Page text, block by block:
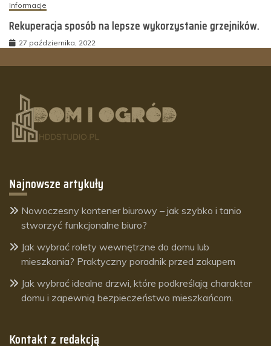
Informacje
Rekuperacja sposób na lepsze wykorzystanie grzejników.
27 października, 2022
Najnowsze artykuły
Nowoczesny kontener biurowy – jak szybko i tanio
stworzyć funkcjonalne biuro?
Jak wybrać rolety wewnętrzne do domu lub
mieszkania? Praktyczny poradnik przed zakupem
Jak wybrać idealne drzwi, które podkreślają charakter
domu i zapewnią bezpieczeństwo mieszkańcom.
Kontakt z redakcją